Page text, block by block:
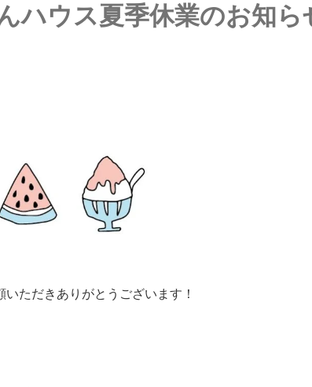
ハウス夏季休業のお知ら
ただきありがとうございます！